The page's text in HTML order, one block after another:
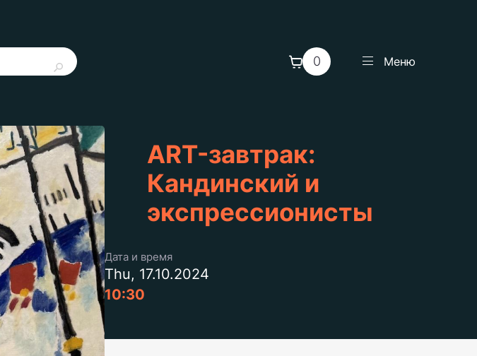
0 Меню
ART-завтрак:
Кандинский и
экспрессионисты
Дата и время
Thu, 17.10.2024
10:30